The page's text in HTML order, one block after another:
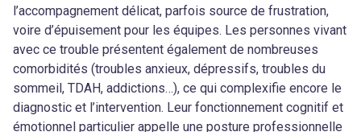
l’accompagnement délicat, parfois source de frustration,
voire d’épuisement pour les équipes. Les personnes vivant
avec ce trouble présentent également de nombreuses
comorbidités (troubles anxieux, dépressifs, troubles du
sommeil, TDAH, addictions…), ce qui complexifie encore le
diagnostic et l’intervention. Leur fonctionnement cognitif et
émotionnel particulier appelle une posture professionnelle